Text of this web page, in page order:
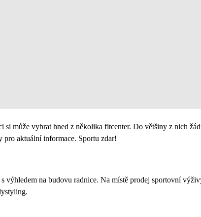
může vybrat hned z několika fitcenter. Do většiny z nich
pro aktuální informace. Sportu zdar!
výhledem na budovu radnice. Na místě prodej sportovní